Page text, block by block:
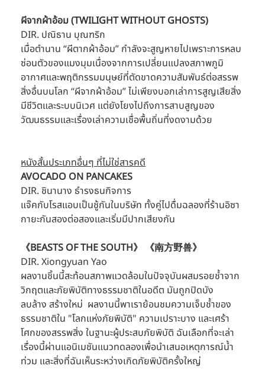
ผีจากผ้าอ้อม (TWILIGHT WITHOUT GHOSTS)
DIR. ปณิธาน บุณฑริก
เมื่อตำนาน “ผีตากผ้าอ้อม” กำลังจะสูญหายไปเพราะการหลบ
ซ่อนตัวของแมงมุมเนื่องจากการเปลี่ยนแปลงสภาพภูมิ
อากาศและพฤติกรรมมนุษย์ที่ตัดขาดความสัมพันธ์ต่อสรรพ
สิ่งอื่นบนโลก “ผีจากผ้าอ้อม” ไม่เพียงบอกเล่าการสูญเสียสิ่ง
มีชีวิตและระบบนิเวศ แต่ยังโยงไปถึงการสาบสูญของ
วัฒนธรรมและเรื่องเล่าความเชื่อพื้นถิ่นที่งดงามด้วย
หนังสั้นประเภทอื่นๆ ที่ไม่ใช่สารคดี
AVOCADO ON PANCAKES
DIR. ชินานาง ธำรงธนกิจการ
แจ๊คกับโรสแอบเป็นชู้กันในบริษัท ทั้งคู่ไปดื่มฉลองที่ร้านอิซา
กายะกันสองต่อสองและเริ่มมีปากเสียงกัน
《BEASTS OF THE SOUTH》 《南方野兽》
DIR. Xiongyuan Yao
ผลงานชิ้นนี้สะท้อนสภาพแวดล้อมในปัจจุบันผสมรอยช้ำจาก
วิกฤตและภัยพิบัติทางธรรมชาติในอดีต มันถูกปิดบัง
ลบล้าง สร้างใหม่  ผลงานนี้พาเราย้อนชมความเจ็บช้ำของ
ธรรมชาติใน "โลกแห่งภัยพิบัติ" ความเปราะบาง และเศร้า
โศกของสรรพสิ่ง ในฐานะผู้ประสบภัยพิบัติ ฉันเลือกที่จะเล่า
เรื่องนี้ผ่านแอนิเมชันแนวทดลองเพื่อนำเสนอเหตุการณ์น้ำ
ท่วม และสิ่งที่ฉันเห็นระหว่างเกิดภัยพิบัติครั้งใหญ่